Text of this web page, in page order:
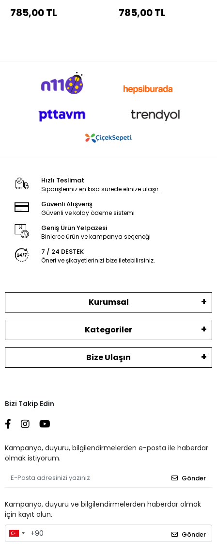
785,00 TL 785,00 TL
Hızlı Teslimat
Siparişleriniz en kısa sürede elinize ulaşır.
Güvenli Alışveriş
Güvenli ve kolay ödeme sistemi
Geniş Ürün Yelpazesi
Binlerce ürün ve kampanya seçeneği
7 / 24 DESTEK
Öneri ve şikayetlerinizi bize iletebilirsiniz.
Kurumsal
Kategoriler
Bize Ulaşın
Bizi Takip Edin
Kampanya, duyuru, bilgilendirmelerden e-posta ile haberdar
olmak istiyorum.
Gönder
Kampanya, duyuru ve bilgilendirmelerden haberdar olmak
için kayıt olun.
Gönder